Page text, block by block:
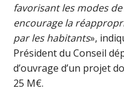
favorisant les modes
encourage la
par les habitants»,
Président du Conseil
d’ouvrage d’un projet
25 M€.